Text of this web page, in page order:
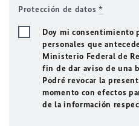
Protección de datos *
Doy mi consentimiento
personales que
Ministerio Federal de
fin de dar aviso de una
Podré revocar la
momento con efectos
de la información